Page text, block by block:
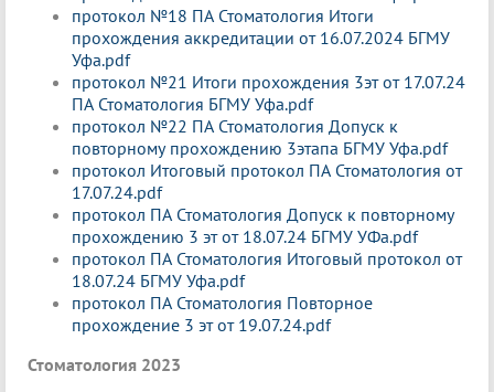
протокол №18 ПА Стоматология Итоги
прохождения аккредитации от 16.07.2024 БГМУ
Уфа.pdf
протокол №21 Итоги прохождения 3эт от 17.07.24
ПА Стоматология БГМУ Уфа.pdf
протокол №22 ПА Стоматология Допуск к
повторному прохождению 3этапа БГМУ Уфа.pdf
протокол Итоговый протокол ПА Стоматология от
17.07.24.pdf
протокол ПА Стоматология Допуск к повторному
прохождению 3 эт от 18.07.24 БГМУ УФа.pdf
протокол ПА Стоматология Итоговый протокол от
18.07.24 БГМУ Уфа.pdf
протокол ПА Стоматология Повторное
прохождение 3 эт от 19.07.24.pdf
Стоматология 2023